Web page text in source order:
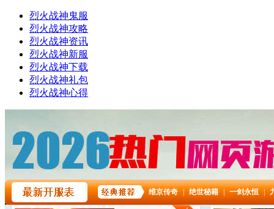
烈火战神鬼服
烈火战神攻略
烈火战神资讯
烈火战神新服
烈火战神下载
烈火战神礼包
烈火战神心得